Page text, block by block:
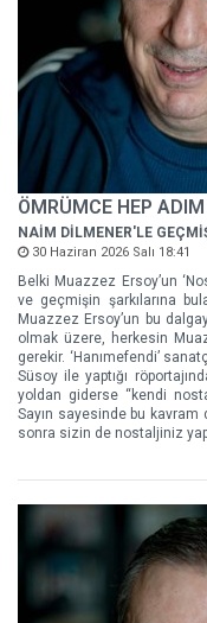
ÖMRÜMCE HEP
NAİM DİLMENER'LE
30 Haziran 2026 Salı 18:41
Belki Muazzez Ersoy’un
ve geçmişin şarkılarına
Muazzez Ersoy’un bu
olmak üzere, herkesin
gerekir. ‘Hanımefendi’
Süsoy ile yaptığı
yoldan giderse “kendi
Sayın sayesinde bu kavram
sonra sizin de nostaljiniz